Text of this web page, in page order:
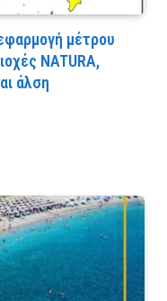
μέτρου
NATURA,
άλση